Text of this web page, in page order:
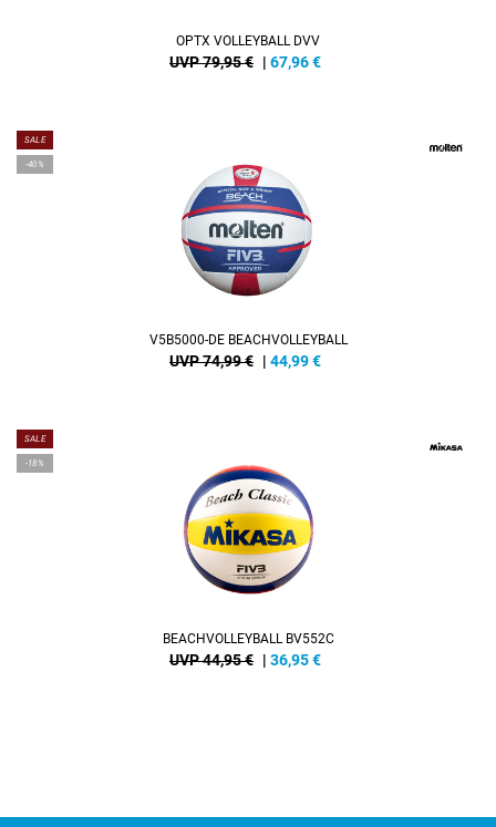
OPTX VOLLEYBALL DVV
UVP 79,95 € | 67,96€
SALE
-40%
V5B5000-DE BEACHVOLLEYBALL
UVP 74,99 € | 44,99€
SALE
-18%
BEACHVOLLEYBALL BV552C
UVP 44,95 € | 36,95€